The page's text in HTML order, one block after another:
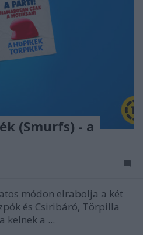
(Smurfs) - a
módon elrabolja a két
és Csiribáró, Törpilla
kelnek a ...